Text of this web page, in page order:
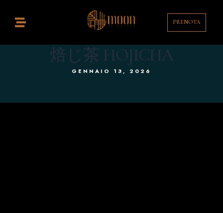
PRENOTA
焙じ茶 HOJICHA
GENNAIO 13, 2026
Bar